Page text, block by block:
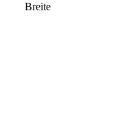
Breite